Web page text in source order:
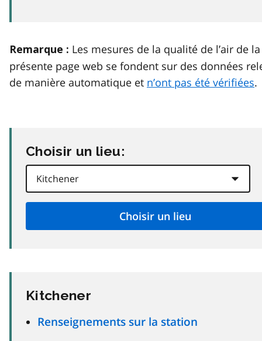
Remarque : Les mesures de la qualité de l’air de la
présente page web se fondent sur des données
de manière automatique et n’ont pas été vérifiées.
Choisir un lieu:
Kitchener
Renseignements sur la station